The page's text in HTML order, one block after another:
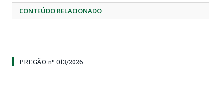
CONTEÚDO RELACIONADO
PREGÃO nº 013/2026